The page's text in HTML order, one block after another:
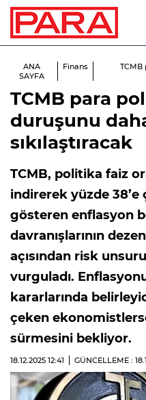
ANA
SAYFA
Finans
TCMB para
duruşunu
sıkılaştıracak
TCMB, politika faiz
indirerek yüzde
gösteren enflasyon
davranışlarının
açısından risk
vurguladı.
kararlarında
çeken
sürmesini bekliyor.
18.12.2025 12:41 GÜNCELLEME :